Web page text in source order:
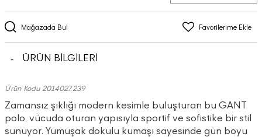
Mağazada Bul Favorilerime Ekle
ÜRÜN BİLGİLERİ
Ürün Kodu 2014027.239
Zamansız şıklığı modern kesimle buluşturan bu GANT
polo, vücuda oturan yapısıyla sportif ve sofistike bir stil
sunuyor. Yumuşak dokulu kumaşı sayesinde gün boyu